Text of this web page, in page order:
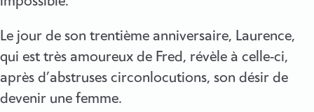
Le jour de son trentième anniversaire, Laurence,
qui est très amoureux de Fred, révèle à celle-ci,
après d’abstruses circonlocutions, son désir de
devenir une femme.